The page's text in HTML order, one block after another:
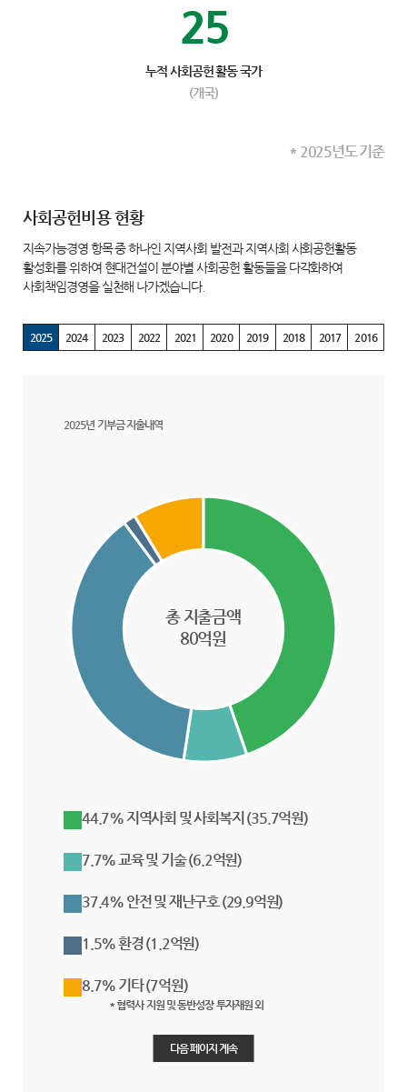
누적 사회공헌 활동 국가
(개국)
25
* 2025년도 기준
사회공헌비용 현황
지속가능경영 항목 중 하나인 지역사회 발전과 지역사회 사회공헌활동
활성화를 위하여 현대건설이 분야별 사회공헌 활동들을 다각화하여
사회책임경영을 실천해 나가겠습니다.
2025
선
2024 2023 2022 2021 2020 2019 2018 2017 2016
2025년 기부금 지출내역
총 지출금액
80억원
44.7% 지역사회 및 사회복지 (35.7억원)
7.7% 교육 및 기술(6.2억원)
37.4% 안전 및 재난구호 (29.9억원)
1.5% 환경(1.2억원)
8.7% 기타(7억원)
* 협력사 지원 및 동반성장 투자재원 외
다음 페이지 계속